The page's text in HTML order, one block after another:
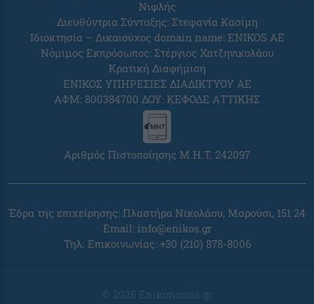
Νιφλής
Διευθύντρια Σύνταξης: Στεφανία Κασίμη
Ιδιοκτησία – Δικαιούχος domain name: ENIKOS AE
Νόμιμος Εκπρόσωπος: Στέργιος Χατζηνικολάου
Κρατική Διαφήμιση
ΕΝΙΚΟΣ ΥΠΗΡΕΣΙΕΣ ΔΙΑΔΙΚΤΥΟΥ ΑΕ
ΑΦΜ: 800384700 ΔΟΥ: ΚΕΦΟΔΕ ΑΤΤΙΚΗΣ
Αριθμός Πιστοποίησης Μ.Η.Τ. 242097
Έδρα της επιχείρησης: Πλαστήρα Νικολάου, Μαρούσι, 151 24
Email: info@enikos.gr
Τηλ. Επικοινωνίας: +30 (210) 878-8006